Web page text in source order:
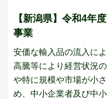
【新潟県】令和4年
事業
安価な輸入品の流入に
高騰等により経営状況
や特に規模や市場が小
め、中小企業者及び中